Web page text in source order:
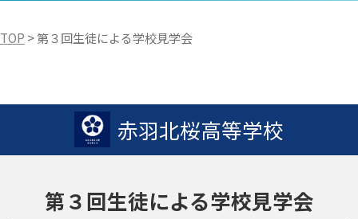
TOP >第３回生徒による学校見学会
赤羽北桜高等学校
第３回生徒による学校見学会